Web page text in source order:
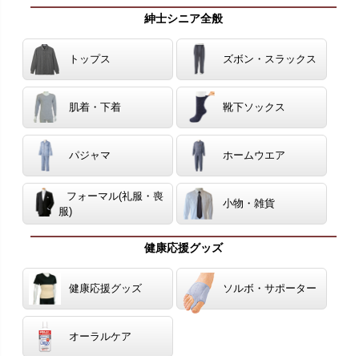
紳士シニア全般
トップス ズボン・スラックス
肌着・下着 靴下ソックス
パジャマ ホームウエア
フォーマル(礼服・喪
服)
小物・雑貨
健康応援グッズ
健康応援グッズ ソルボ・サポーター
オーラルケア